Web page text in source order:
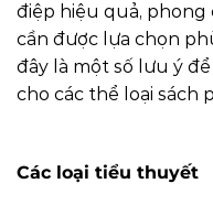
điệp hiệu quả, phong
cần được lựa chọn
đây là một số lưu ý
cho các thể loại sách
Các loại tiểu thuyết